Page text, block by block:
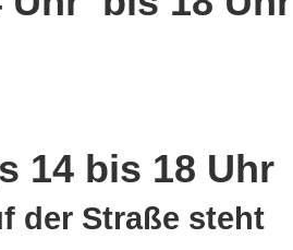
14 bis 18 Uhr
der Straße steht